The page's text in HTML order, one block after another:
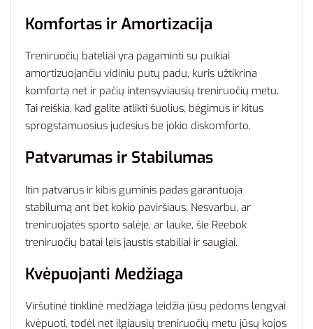
Komfortas ir Amortizacija
Treniruočių bateliai yra pagaminti su puikiai
amortizuojančiu vidiniu putų padu, kuris užtikrina
komfortą net ir pačių intensyviausių treniruočių metu.
Tai reiškia, kad galite atlikti šuolius, bėgimus ir kitus
sprogstamuosius judesius be jokio diskomforto.
Patvarumas ir Stabilumas
Itin patvarus ir kibis guminis padas garantuoja
stabilumą ant bet kokio paviršiaus. Nesvarbu, ar
treniruojatės sporto salėje, ar lauke, šie Reebok
treniruočių batai leis jaustis stabiliai ir saugiai.
Kvėpuojanti Medžiaga
Viršutinė tinklinė medžiaga leidžia jūsų pėdoms lengvai
kvėpuoti, todėl net ilgiausių treniruočių metu jūsų kojos